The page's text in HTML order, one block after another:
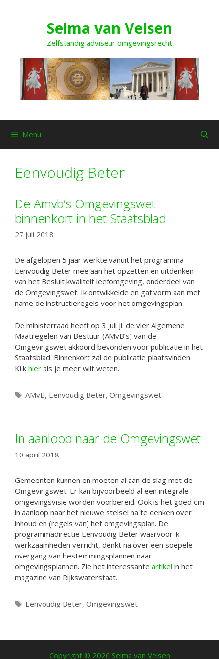
Selma van Velsen
Zelfstandig adviseur omgevingsrecht
Menu
Eenvoudig Beter
De Amvb’s Omgevingswet
binnenkort in het Staatsblad
27 juli 2018
De afgelopen 5 jaar werkte vanuit het programma
Eenvoudig Beter mee aan het opzetten en uitdenken
van het Besluit kwaliteit leefomgeving, onderdeel van
de Omgevingswet. Ik ontwikkelde en gaf vorm aan met
name de instructieregels voor het omgevingsplan.
De ministerraad heeft op 3 juli jl. de vier Algemene
Maatregelen van Bestuur (AMvB’s) van de
Omgevingswet akkoord bevonden voor publicatie in het
Staatsblad. Binnenkort zal de publicatie plaatsvinden.
Kijk hier als je meer wilt weten.
Tags
AMvB, Eenvoudig Beter, Omgevingswet
In aanloop naar de Omgevingswet
10 april 2018
Gemeenten kunnen en moeten al aan de slag met de
Omgevingswet. Er kan bijvoorbeeld al een integrale
omgevingsvisie worden voorbereid. Ook is het goed om
in aanloop naar het nieuwe stelsel na te denken over
inhoud en (regels van) het omgevingsplan. De
programmadirectie Eenvoudig Beter waarvoor ik
werkzaamheden verricht, denkt na over een soepele
overgang van bestemmingsplannen naar
omgevingsplannen. Zie het interessante artikel in het
magazine van Rijkswaterstaat.
Tags
Eenvoudig Beter, Omgevingswet
Copyright © 2026 Selma van Velsen